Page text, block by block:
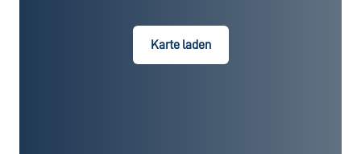
Karte laden